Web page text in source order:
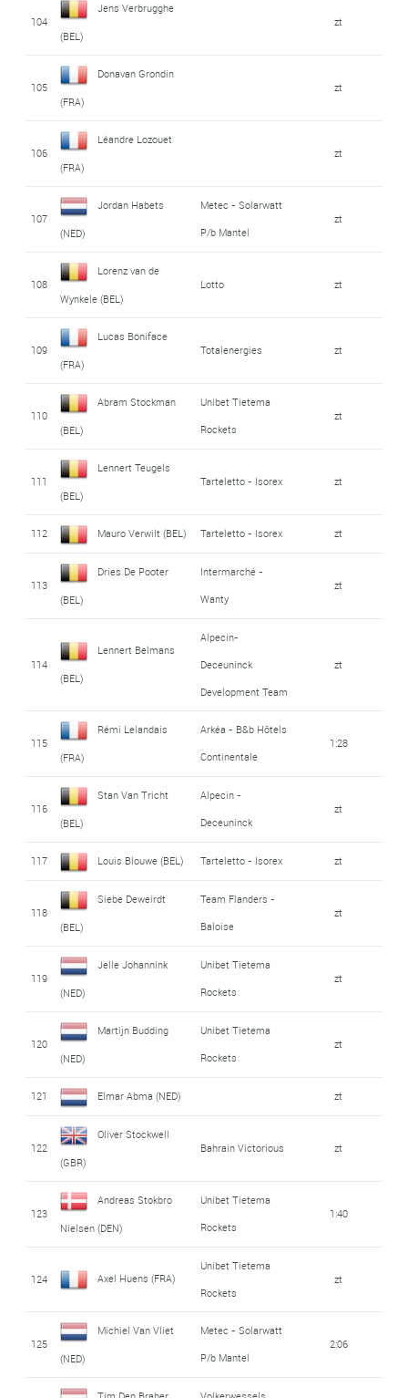
104
Jens Verbrugghe
(BEL)
zt
105
Donavan Grondin
(FRA)
zt
106
Léandre Lozouet
(FRA)
zt
107
Jordan Habets
(NED)
Metec - Solarwatt
P/b Mantel
zt
108
Lorenz van de
Wynkele (BEL)
Lotto zt
109
Lucas Boniface
(FRA)
Totalenergies zt
110
Abram Stockman
(BEL)
Unibet Tietema
Rockets
zt
111
Lennert Teugels
(BEL)
Tarteletto - Isorex zt
112 Mauro Verwilt (BEL) Tarteletto - Isorex zt
113
Dries De Pooter
(BEL)
Intermarché -
Wanty
zt
114
Lennert Belmans
(BEL)
Alpecin-
Deceuninck
Development Team
zt
115
Rémi Lelandais
(FRA)
Arkéa - B&b Hôtels
Continentale
1:28
116
Stan Van Tricht
(BEL)
Alpecin -
Deceuninck
zt
117 Louis Blouwe (BEL) Tarteletto - Isorex zt
118
Siebe Deweirdt
(BEL)
Team Flanders -
Baloise
zt
119
Jelle Johannink
(NED)
Unibet Tietema
Rockets
zt
120
Martijn Budding
(NED)
Unibet Tietema
Rockets
zt
121 Elmar Abma (NED) zt
122
Oliver Stockwell
(GBR)
Bahrain Victorious zt
123
Andreas Stokbro
Nielsen (DEN)
Unibet Tietema
Rockets
1:40
124 Axel Huens (FRA)
Unibet Tietema
Rockets
zt
125
Michiel Van Vliet
(NED)
Metec - Solarwatt
P/b Mantel
2:06